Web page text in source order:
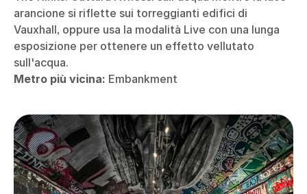
arancione si riflette sui torreggianti edifici di
Vauxhall, oppure usa la modalità Live con una lunga
esposizione per ottenere un effetto vellutato
sull'acqua.
Metro più vicina: Embankment